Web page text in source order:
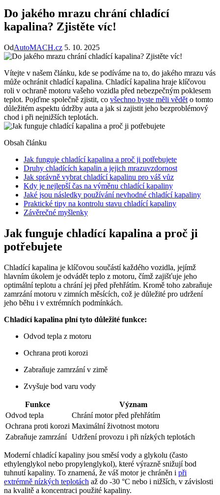
Do jakého mrazu chrání chladící
kapalina? Zjistěte víc!
OdAutoMACH.cz 5. 10. 2025
Vítejte v našem článku, kde se podíváme na to, do jakého mrazu vás
může ochránit chladící kapalina. Chladící kapalina hraje klíčovou
roli v ochraně motoru vašeho vozidla před nebezpečným poklesem
teplot. Pojďme společně zjistit, co všechno byste měli vědět o tomto
důležitém aspektu údržby auta a jak si zajistit jeho bezproblémový
chod i při nejnižších teplotách.
Obsah článku
Jak funguje chladící kapalina a proč ji potřebujete
Druhy chladících kapalin a jejich mrazuvzdornost
Jak správně vybrat chladící kapalinu pro váš vůz
Kdy je nejlepší čas na výměnu chladící kapaliny
Jaké jsou následky používání nevhodné chladící kapaliny
Praktické tipy na kontrolu stavu chladící kapaliny
Závěrečné myšlenky
Jak funguje chladící kapalina a proč ji
potřebujete
Chladící kapalina je klíčovou součástí každého vozidla, jejímž
hlavním úkolem je odvádět teplo z motoru, čímž zajišťuje jeho
optimální teplotu a chrání jej před přehřátím. Kromě toho zabraňuje
zamrzání motoru v zimních měsících, což je důležité pro udržení
jeho běhu i v extrémních podmínkách.
Chladící kapalina plní tyto důležité funkce:
Odvod tepla z motoru
Ochrana proti korozi
Zabraňuje zamrzání v zimě
Zvyšuje bod varu vody
Funkce
Význam
Odvod tepla
Chrání motor před přehřátím
Ochrana proti korozi Maximální životnost motoru
Zabraňuje zamrzání Udržení provozu i při nízkých teplotách
Moderní chladící kapaliny jsou směsí vody a glykolu (často
ethylenglykol nebo propylenglykol), které výrazně snižují bod
tuhnutí kapaliny. To znamená, že váš motor je chráněn i při
extrémně nízkých teplotách až do -30 °C nebo i nižších, v závislosti
na kvalitě a koncentraci použité kapaliny.